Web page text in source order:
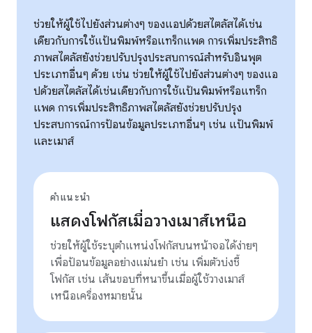
ช่วยให้ผู้ใช้ไปยังส่วนต่างๆ ของแอปด้วยสไตลัสได้เช่น
เดียวกับการใช้แป้นพิมพ์หรือแทร็กแพด การเพิ่มประสิทธิ
ภาพสไตลัสยังช่วยปรับปรุงประสบการณ์สำหรับอินพุต
ประเภทอื่นๆ ด้วย เช่น ช่วยให้ผู้ใช้ไปยังส่วนต่างๆ ของแอ
ปด้วยสไตลัสได้เช่นเดียวกับการใช้แป้นพิมพ์หรือแทร็ก
แพด การเพิ่มประสิทธิภาพสไตลัสยังช่วยปรับปรุง
ประสบการณ์การป้อนข้อมูลประเภทอื่นๆ เช่น แป้นพิมพ์
และเมาส์
คำแนะนำ
แสดงโฟกัสเมื่อวางเมาส์เหนือ
ช่วยให้ผู้ใช้ระบุตำแหน่งโฟกัสบนหน้าจอได้ง่ายๆ
เพื่อป้อนข้อมูลอย่างแม่นยำ เช่น เพิ่มตัวบ่งชี้
โฟกัส เช่น เส้นขอบที่หนาขึ้นเมื่อผู้ใช้วางเมาส์
เหนือเครื่องหมายนั้น